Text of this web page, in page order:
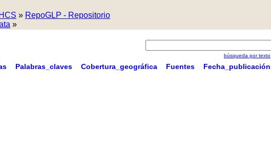
» RepoGLP - Repositorio
»
búsqueda por texto
Palabras_claves Cobertura_geográfica Fuentes Fecha_publicación